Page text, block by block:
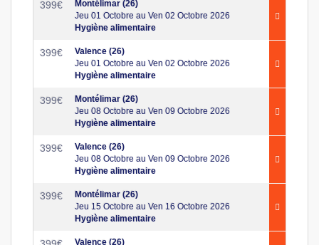
399€
Montélimar (26)
Jeu 01 Octobre au Ven 02 Octobre 2026
Hygiène alimentaire
399€
Valence (26)
Jeu 01 Octobre au Ven 02 Octobre 2026
Hygiène alimentaire
399€
Montélimar (26)
Jeu 08 Octobre au Ven 09 Octobre 2026
Hygiène alimentaire
399€
Valence (26)
Jeu 08 Octobre au Ven 09 Octobre 2026
Hygiène alimentaire
399€
Montélimar (26)
Jeu 15 Octobre au Ven 16 Octobre 2026
Hygiène alimentaire
Valence (26)